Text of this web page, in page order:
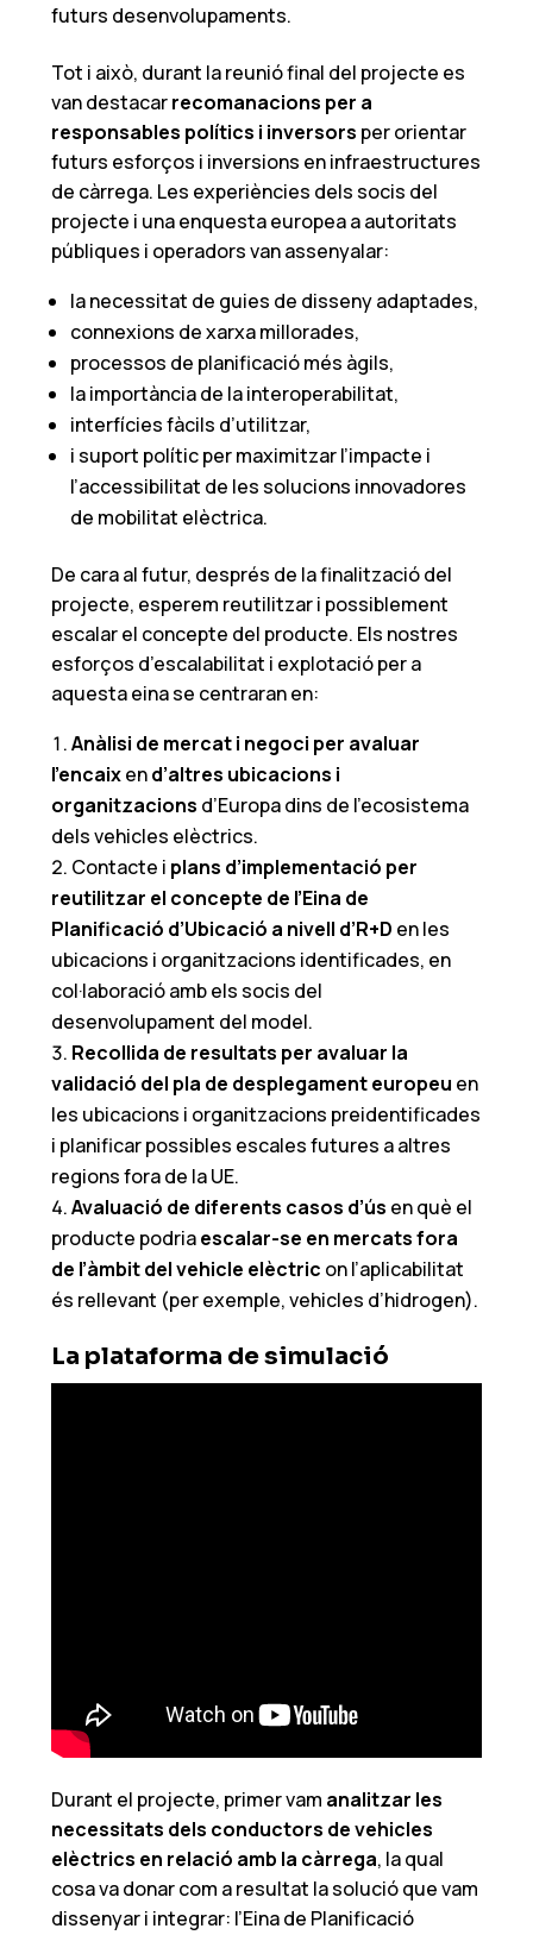
futurs desenvolupaments.
Tot i això, durant la reunió final del projecte es
van destacarrecomanacions per a
responsables polítics i inversors per orientar
futurs esforços i inversions en infraestructures
de càrrega. Les experiències dels socis del
projecte i una enquesta europea a autoritats
públiques i operadors van assenyalar:
la necessitat de guies de disseny adaptades,
connexions de xarxa millorades,
processos de planificació més àgils,
la importància de la interoperabilitat,
interfícies fàcils d’utilitzar,
i suport polític per maximitzar l’impacte i
l’accessibilitat de les solucions innovadores
de mobilitat elèctrica.
De cara al futur, després de la finalització del
projecte, esperem reutilitzar i possiblement
escalar el concepte del producte. Els nostres
esforços d’escalabilitat i explotació per a
aquesta eina se centraran en:
Anàlisi de mercat i negoci per avaluar
l’encaixend’altres ubicacions i
organitzacions d’Europa dins de l’ecosistema
dels vehicles elèctrics.
Contacte i plans d’implementació per
reutilitzar el concepte de l’Eina de
Planificació d’Ubicació a nivell d’R+D en les
ubicacions i organitzacions identificades, en
col·laboració amb els socis del
desenvolupament del model.
Recollida de resultats per avaluar la
validació del pla de desplegament europeu en
les ubicacions i organitzacions preidentificades
i planificar possibles escales futures a altres
regions fora de la UE.
Avaluació de diferents casos d’ús en què el
producte podriaescalar-se en mercats fora
de l’àmbit del vehicle elèctric on l’aplicabilitat
és rellevant (per exemple, vehicles d’hidrogen).
La plataforma de simulació
Durant el projecte, primer vam analitzar les
necessitats dels conductors de vehicles
elèctrics en relació amb la càrrega, la qual
cosa va donar com a resultat la solució que vam
dissenyar i integrar: l’Eina de Planificació